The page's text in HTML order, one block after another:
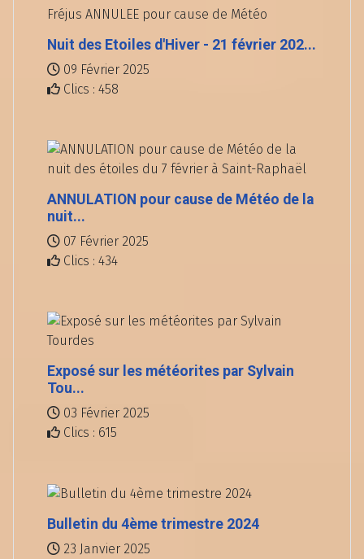
Nuit des Etoiles d'Hiver - 21 février 202...
09 Février 2025
Clics : 458
ANNULATION pour cause de Météo de la
nuit...
07 Février 2025
Clics : 434
Exposé sur les météorites par Sylvain
Tou...
03 Février 2025
Clics : 615
Bulletin du 4ème trimestre 2024
23 Janvier 2025